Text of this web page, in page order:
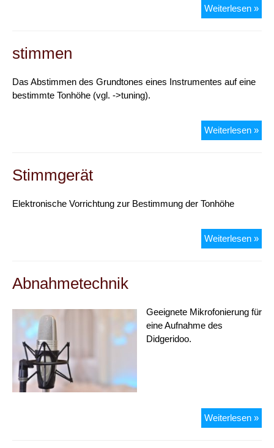
Weiterlesen »
stimmen
Das Abstimmen des Grundtones eines Instrumentes auf eine
bestimmte Tonhöhe (vgl. ->tuning).
Weiterlesen »
Stimmgerät
Elektronische Vorrichtung zur Bestimmung der Tonhöhe
Weiterlesen »
Abnahmetechnik
Geeignete Mikrofonierung für
eine Aufnahme des
Didgeridoo.
Weiterlesen »